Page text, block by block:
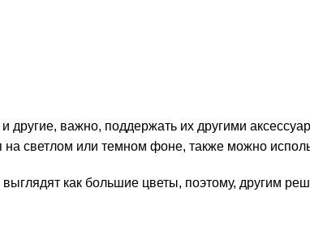
важно, поддержать их другими
светлом или темном фоне, также можно
как большие цветы, поэтому, другим